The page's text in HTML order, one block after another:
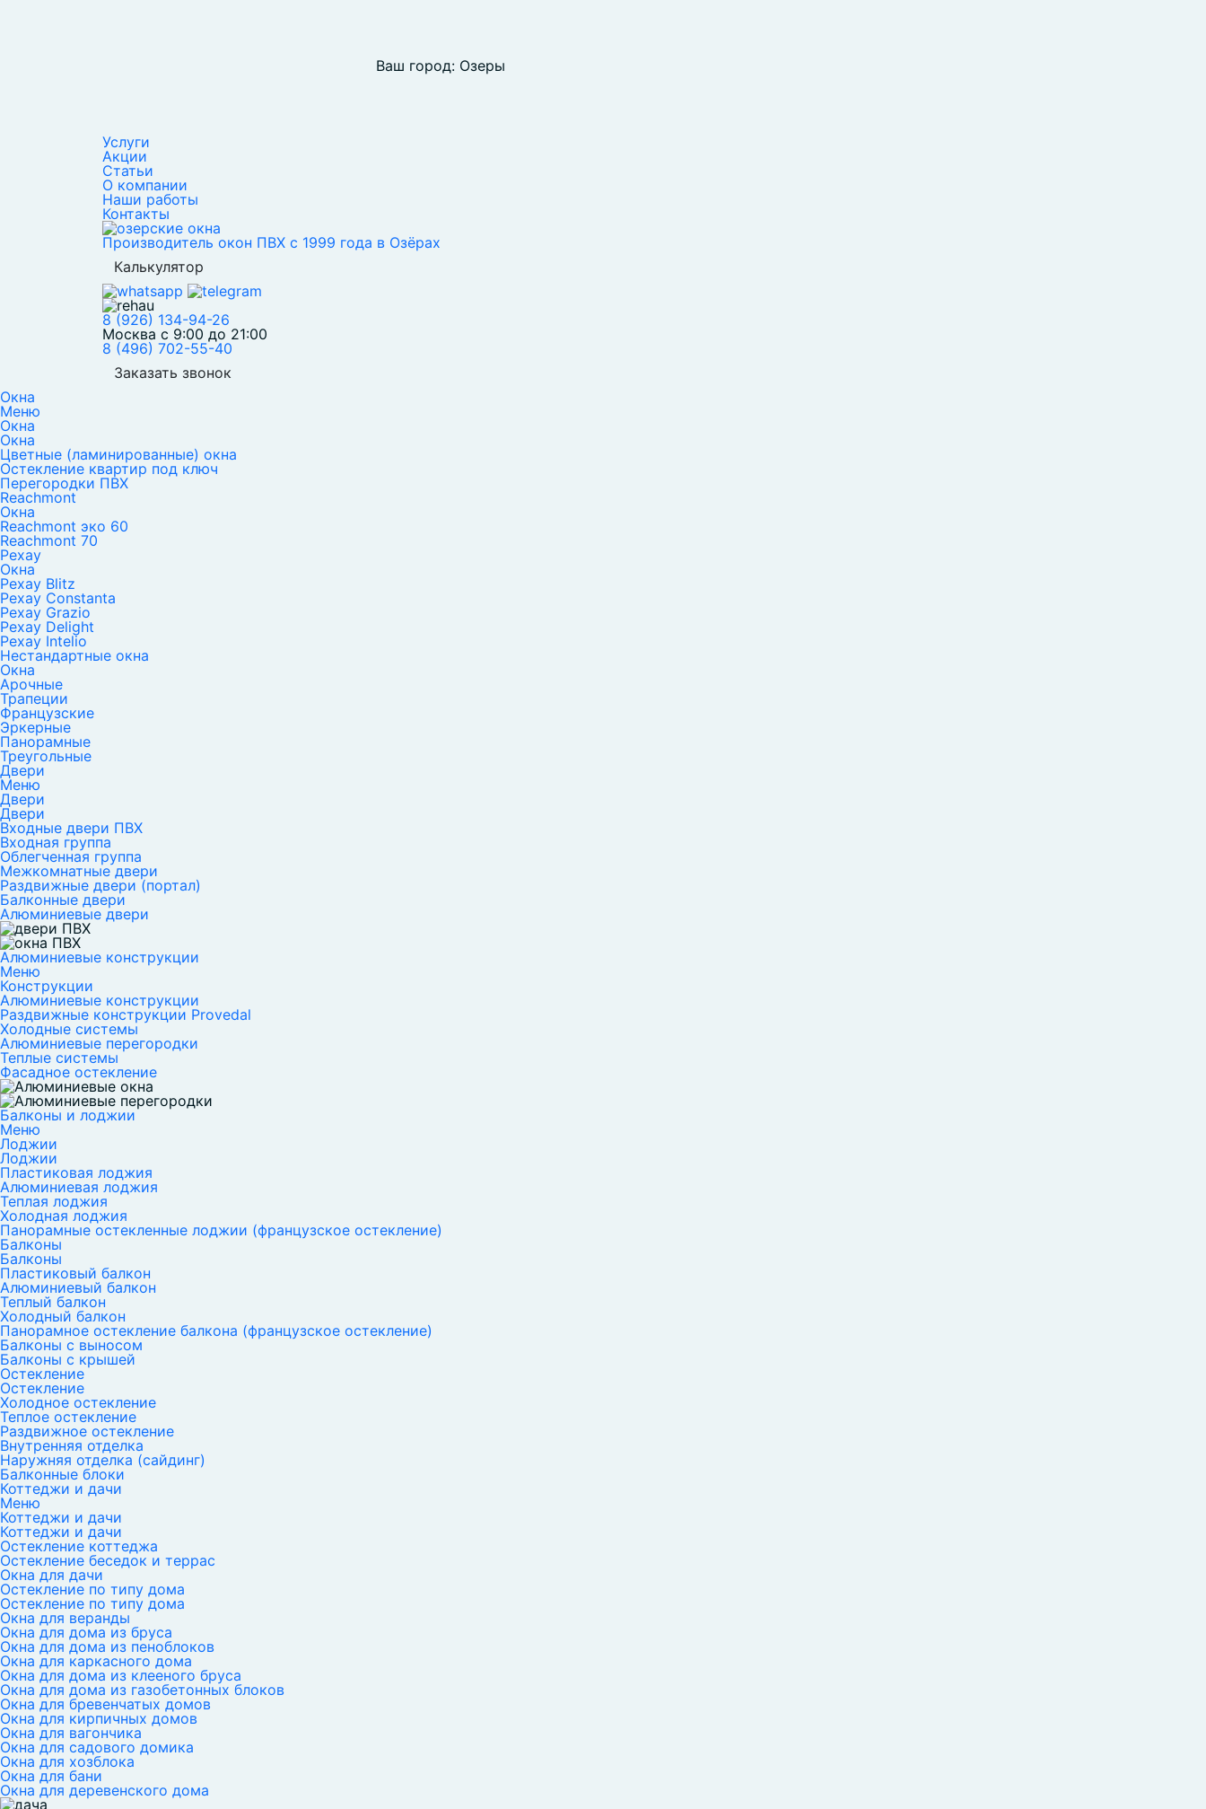
Ваш город: Озеры
Услуги
Акции
Статьи
О компании
Наши работы
Контакты
Производитель окон ПВХ с 1999 года в Озёрах
Калькулятор
8 (926) 134-94-26
Москва с 9:00 до 21:00
8 (496) 702-55-40
Заказать звонок
Окна
Меню
Окна
Окна
Цветные (ламинированные) окна
Остекление квартир под ключ
Перегородки ПВХ
Reachmont
Окна
Reachmont эко 60
Reachmont 70
Рехау
Окна
Рехау Blitz
Рехау Constanta
Рехау Grazio
Рехау Delight
Рехау Intelio
Нестандартные окна
Окна
Арочные
Трапеции
Французские
Эркерные
Панорамные
Треугольные
Двери
Меню
Двери
Двери
Входные двери ПВХ
Входная группа
Облегченная группа
Межкомнатные двери
Раздвижные двери (портал)
Балконные двери
Алюминиевые двери
Алюминиевые конструкции
Меню
Конструкции
Алюминиевые конструкции
Раздвижные конструкции Provedal
Холодные системы
Алюминиевые перегородки
Теплые системы
Фасадное остекление
Балконы и лоджии
Меню
Лоджии
Лоджии
Пластиковая лоджия
Алюминиевая лоджия
Теплая лоджия
Холодная лоджия
Панорамные остекленные лоджии (французское остекление)
Балконы
Балконы
Пластиковый балкон
Алюминиевый балкон
Теплый балкон
Холодный балкон
Панорамное остекление балкона (французское остекление)
Балконы с выносом
Балконы с крышей
Остекление
Остекление
Холодное остекление
Теплое остекление
Раздвижное остекление
Внутренняя отделка
Наружняя отделка (сайдинг)
Балконные блоки
Коттеджи и дачи
Меню
Коттеджи и дачи
Коттеджи и дачи
Остекление коттеджа
Остекление беседок и террас
Окна для дачи
Остекление по типу дома
Остекление по типу дома
Окна для веранды
Окна для дома из бруса
Окна для дома из пеноблоков
Окна для каркасного дома
Окна для дома из клееного бруса
Окна для дома из газобетонных блоков
Окна для бревенчатых домов
Окна для кирпичных домов
Окна для вагончика
Окна для садового домика
Окна для хозблока
Окна для бани
Окна для деревенского дома